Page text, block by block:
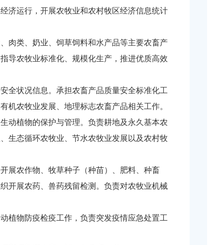
运行，开展农牧业和农村牧区经济信息统计
类、奶业、饲草饲料和水产品等主要农畜产
导农牧业标准化、规模化生产，推进优质高效
状况信息。承担农畜产品质量安全标准化工
机农牧业发展、地理标志农畜产品相关工作。
植物的保护与管理。负责耕地及永久基本农
生态循环农牧业、节水农牧业发展以及农村牧
农作物、牧草种子（种苗）、肥料、种畜
开展农药、兽药残留检测。负责对农牧业机械
物防疫检疫工作，负责突发疫情应急处置工